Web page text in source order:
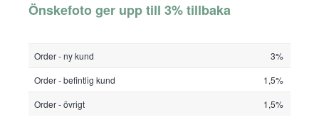
Önskefoto ger upp till 3% tillbaka
Order - ny kund
3%
Order - befintlig kund
1,5%
Order - övrigt
1,5%